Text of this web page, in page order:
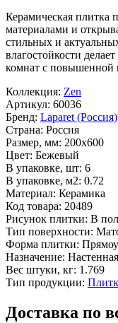
Керамическая плитка
материалами и
стильных и
влагостойкости
комнат с повышенной
Коллекция: Zen
Артикул: 60036
Бренд: Laparet (Россия)
Страна: Россия
Размер, мм: 200x600
Цвет: Бежевый
В упаковке, шт: 6
В упаковке, м2: 0.72
Материал: Керамика
Код товара: 20489
Рисунок плитки: В
Тип поверхности:
Форма плитки:
Назначение:
Вес штуки, кг: 1.769
Тип продукции:
Доставка по